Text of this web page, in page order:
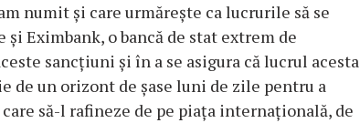
numit şi care urmăreşte ca lucrurile să se
Eximbank, o bancă de stat extrem de
sancţiuni şi în a se asigura că lucrul acesta
de un orizont de şase luni de zile pentru a
să-l rafineze de pe piaţa internaţională, de